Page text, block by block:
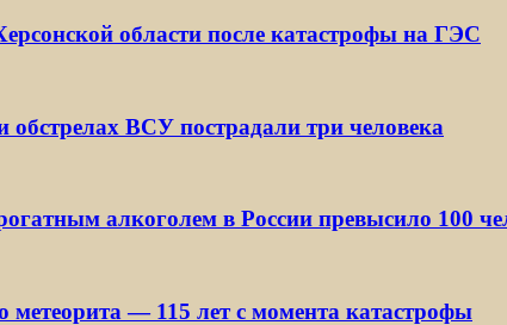
области после катастрофы на ГЭС
обстрелах ВСУ пострадали три человека
алкоголем в России превысило 100
метеорита — 115 лет с момента катастрофы